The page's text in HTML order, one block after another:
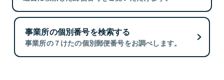
事業所の個別番号を検索する
事業所の７けたの個別郵便番号をお調べします。